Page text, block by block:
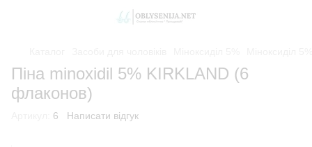
Піна minoxidil 5% KIRKLAND (6
флаконов)
6 Написати відгук